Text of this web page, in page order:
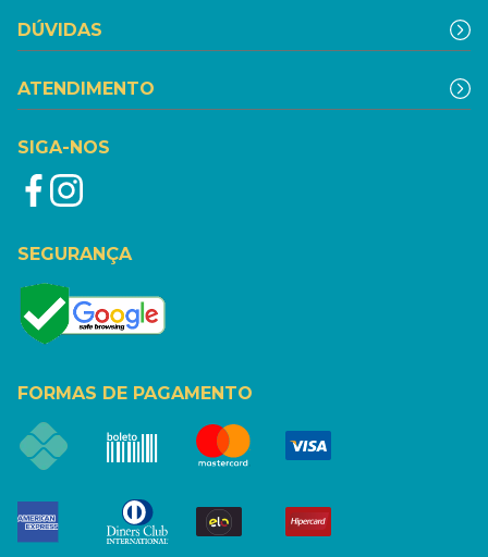
DÚVIDAS
ATENDIMENTO
SIGA-NOS
SEGURANÇA
FORMAS DE PAGAMENTO